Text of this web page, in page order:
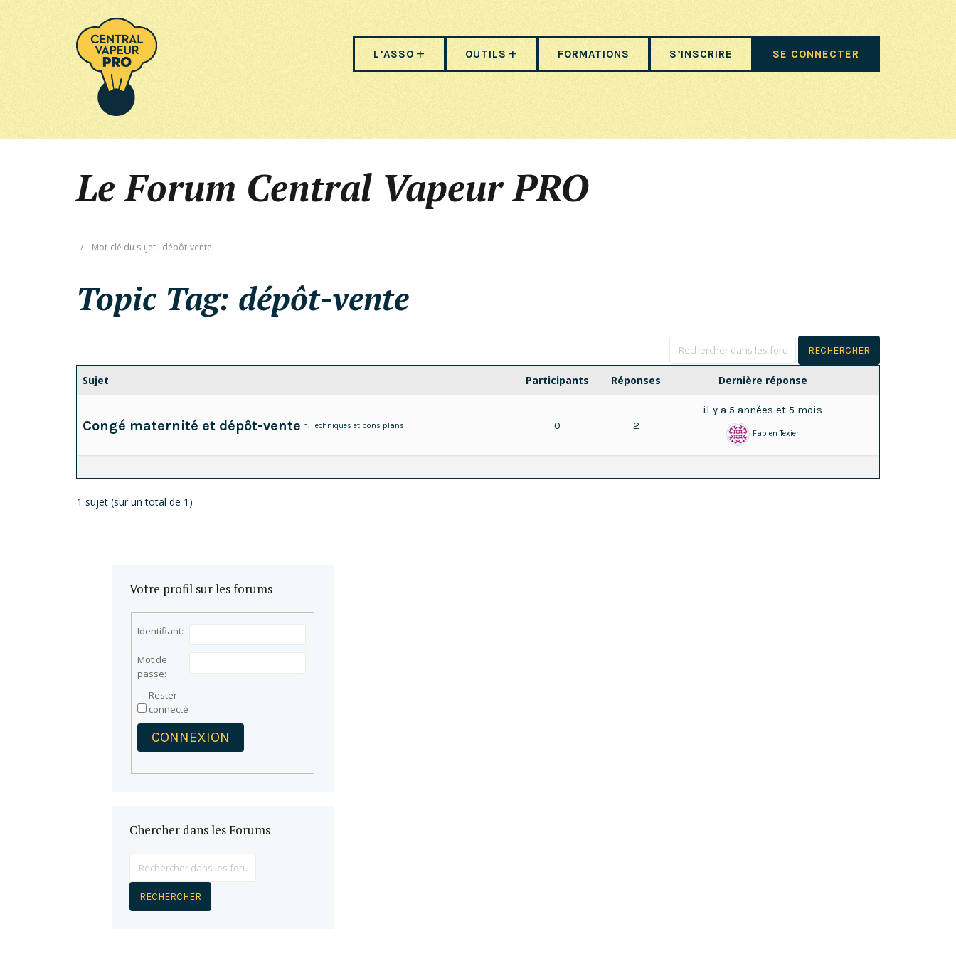
L’ASSO OUTILS FORMATIONS S’INSCRIRE SE CONNECTER
Le Forum Central Vapeur PRO
/ Mot-clé du sujet : dépôt-vente
Topic Tag: dépôt-vente
Sujet Participants Réponses Dernière réponse
Congé maternité et dépôt-ventein:Techniques et bons plans 0 2
il y a 5 années et 5 mois
Fabien Texier
1 sujet (sur un total de 1)
Votre profil sur les forums
Identifiant:
Mot de
passe:
Rester
connecté
CONNEXION
Chercher dans les Forums